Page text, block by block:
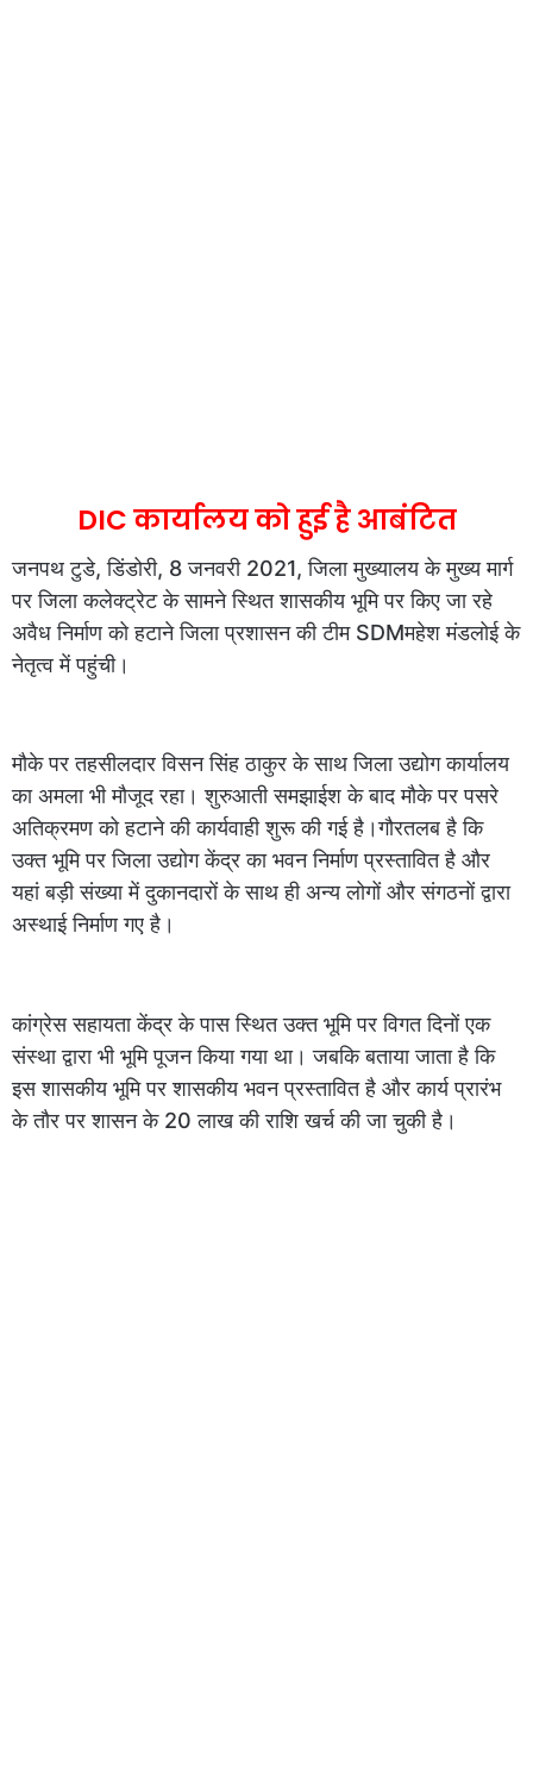
DIC कार्यालय को हुई है आबंटित
जनपथ टुडे, डिंडोरी, 8 जनवरी 2021, जिला मुख्यालय के मुख्य मार्ग
पर जिला कलेक्ट्रेट के सामने स्थित शासकीय भूमि पर किए जा रहे
अवैध निर्माण को हटाने जिला प्रशासन की टीम SDMमहेश मंडलोई के
नेतृत्व में पहुंची।
मौके पर तहसीलदार विसन सिंह ठाकुर के साथ जिला उद्योग कार्यालय
का अमला भी मौजूद रहा। शुरुआती समझाईश के बाद मौके पर पसरे
अतिक्रमण को हटाने की कार्यवाही शुरू की गई है।गौरतलब है कि
उक्त भूमि पर जिला उद्योग केंद्र का भवन निर्माण प्रस्तावित है और
यहां बड़ी संख्या में दुकानदारों के साथ ही अन्य लोगों और संगठनों द्वारा
अस्थाई निर्माण गए है।
कांग्रेस सहायता केंद्र के पास स्थित उक्त भूमि पर विगत दिनों एक
संस्था द्वारा भी भूमि पूजन किया गया था। जबकि बताया जाता है कि
इस शासकीय भूमि पर शासकीय भवन प्रस्तावित है और कार्य प्रारंभ
के तौर पर शासन के 20 लाख की राशि खर्च की जा चुकी है।